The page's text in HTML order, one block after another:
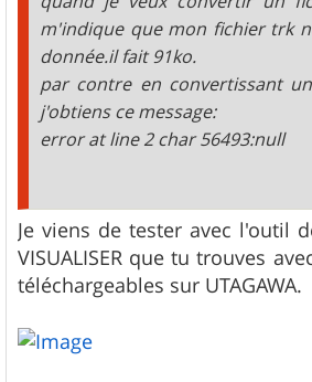
m'indique que mon fichier trk
donnée.il fait 91ko.
par contre en convertissant
j'obtiens ce message:
error at line 2 char 56493:null
Je viens de tester avec l'outil
VISUALISER que tu trouves
téléchargeables sur UTAGAWA.